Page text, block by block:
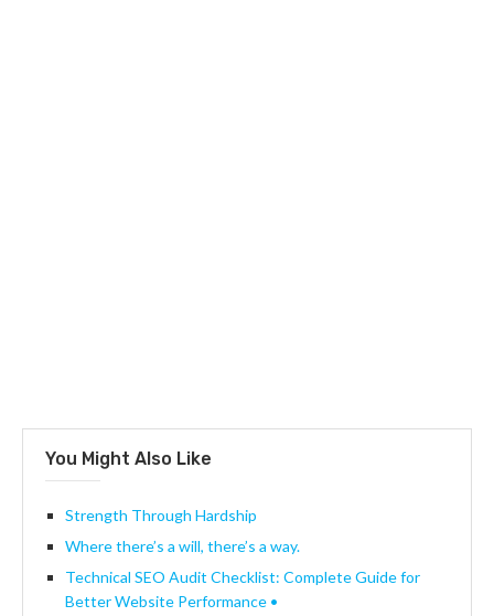
You Might Also Like
Strength Through Hardship
Where there’s a will, there’s a way.
Technical SEO Audit Checklist: Complete Guide for
Better Website Performance •